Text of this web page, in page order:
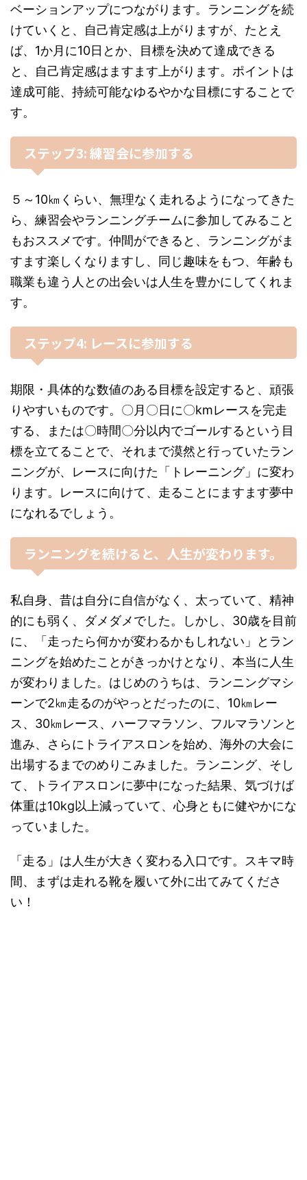
ベーションアップにつながります。ランニングを続
けていくと、自己肯定感は上がりますが、たとえ
ば、1か月に10日とか、目標を決めて達成できる
と、自己肯定感はますます上がります。ポイントは
達成可能、持続可能なゆるやかな目標にすることで
す。
ステップ3: 練習会に参加する
５～10㎞くらい、無理なく走れるようになってきた
ら、練習会やランニングチームに参加してみること
もおススメです。仲間ができると、ランニングがま
すます楽しくなりますし、同じ趣味をもつ、年齢も
職業も違う人との出会いは人生を豊かにしてくれま
す。
ステップ4: レースに参加する
期限・具体的な数値のある目標を設定すると、頑張
りやすいものです。〇月〇日に〇kmレースを完走
する、または〇時間〇分以内でゴールするという目
標を立てることで、それまで漠然と行っていたラン
ニングが、レースに向けた「トレーニング」に変わ
ります。レースに向けて、走ることにますます夢中
になれるでしょう。
ランニングを続けると、人生が変わります。
私自身、昔は自分に自信がなく、太っていて、精神
的にも弱く、ダメダメでした。しかし、30歳を目前
に、「走ったら何かが変わるかもしれない」とラン
ニングを始めたことがきっかけとなり、本当に人生
が変わりました。はじめのうちは、ランニングマシ
ーンで2㎞走るのがやっとだったのに、10㎞レー
ス、30㎞レース、ハーフマラソン、フルマラソンと
進み、さらにトライアスロンを始め、海外の大会に
出場するまでのめりこみました。ランニング、そし
て、トライアスロンに夢中になった結果、気づけば
体重は10kg以上減っていて、心身ともに健やかにな
っていました。
「走る」は人生が大きく変わる入口です。スキマ時
間、まずは走れる靴を履いて外に出てみてくださ
い！